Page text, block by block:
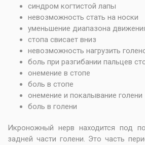
синдром когтистой лапы
невозможность стать на носки
уменьшение диапазона
стопа свисает вниз
невозможность нагрузить
боль при разгибании пальцев
онемение в стопе
боль в стопе
онемение и покалывание голени
боль в голени
Икроножный нерв находится под
задней части голени. Это часть